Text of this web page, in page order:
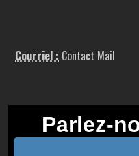
Courriel : Contact Mail